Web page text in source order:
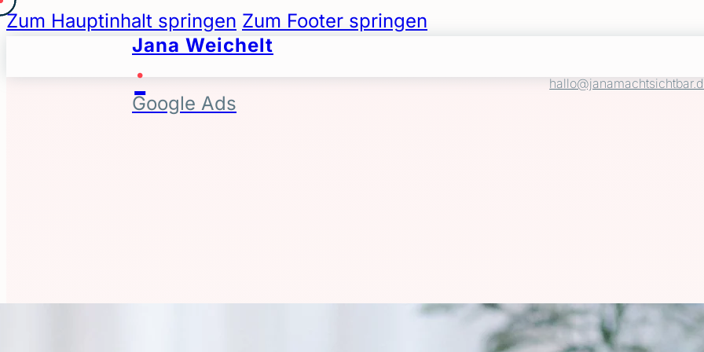
Zum Hauptinhalt springen Zum Footer springen
Jana Weichelt
·
Google Ads